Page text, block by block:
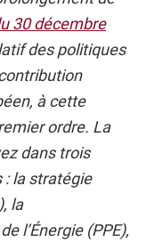
30 décembre
des politiques
à cette
ordre. La
dans trois
la stratégie
la
l’Énergie (PPE),